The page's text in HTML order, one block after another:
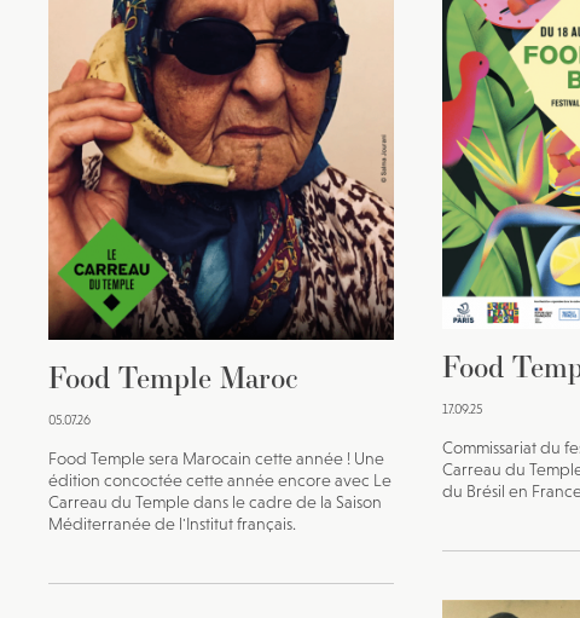
Food Temple Maroc
05.07.26
Food Temple sera Marocain cette année ! Une
édition concoctée cette année encore avec Le
Carreau du Temple dans le cadre de la Saison
Méditerranée de l'Institut français.
Food
17.09.25
Commissariat du
Carreau du
du Brésil en